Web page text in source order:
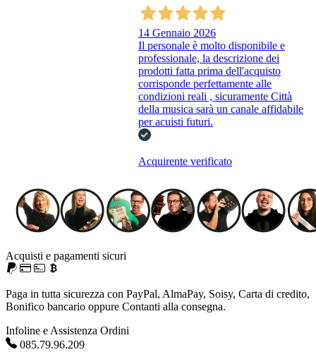
14 Gennaio 2026
Il personale è molto disponibile e
professionale, la descrizione dei
prodotti fatta prima dell'acquisto
corrisponde perfettamente alle
condizioni reali , sicuramente Città
della musica sarà un canale affidabile
per acuisti futuri.
Acquirente verificato
Acquisti e pagamenti sicuri
Paga in tutta sicurezza con PayPal, AlmaPay, Soisy, Carta di credito,
Bonifico bancario oppure Contanti alla consegna.
Infoline e Assistenza Ordini
085.79.96.209